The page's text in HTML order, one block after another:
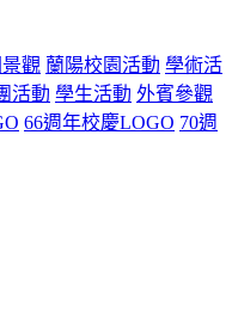
觀 蘭陽校園活動 學術活
活動 學生活動 外賓參觀
66週年校慶LOGO 70週